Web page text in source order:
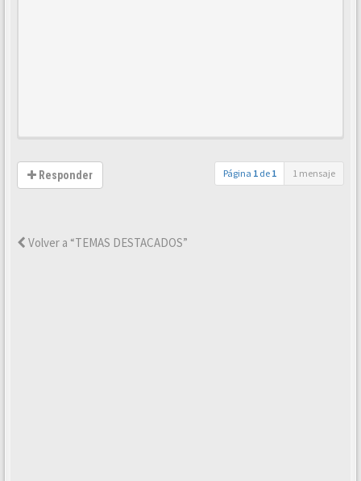
Responder Página 1 de 1 1 mensaje
Volver a “TEMAS DESTACADOS”